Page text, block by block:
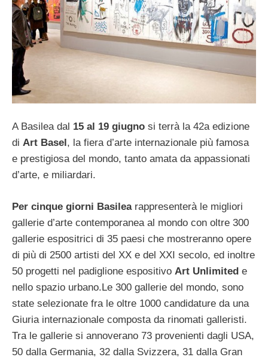
A Basilea dal 15 al 19 giugno si terrà la 42a edizione
di Art Basel , la fiera d’arte internazionale più famosa
e prestigiosa del mondo, tanto amata da appassionati
d’arte, e miliardari.
Per cinque giorni Basilea rappresenterà le migliori
gallerie d’arte contemporanea al mondo con oltre 300
gallerie espositrici di 35 paesi che mostreranno opere
di più di 2500 artisti del XX e del XXI secolo, ed inoltre
50 progetti nel padiglione espositivo Art Unlimited e
nello spazio urbano.Le 300 gallerie del mondo, sono
state selezionate fra le oltre 1000 candidature da una
Giuria internazionale composta da rinomati galleristi.
Tra le gallerie si annoverano 73 provenienti dagli USA,
50 dalla Germania, 32 dalla Svizzera, 31 dalla Gran